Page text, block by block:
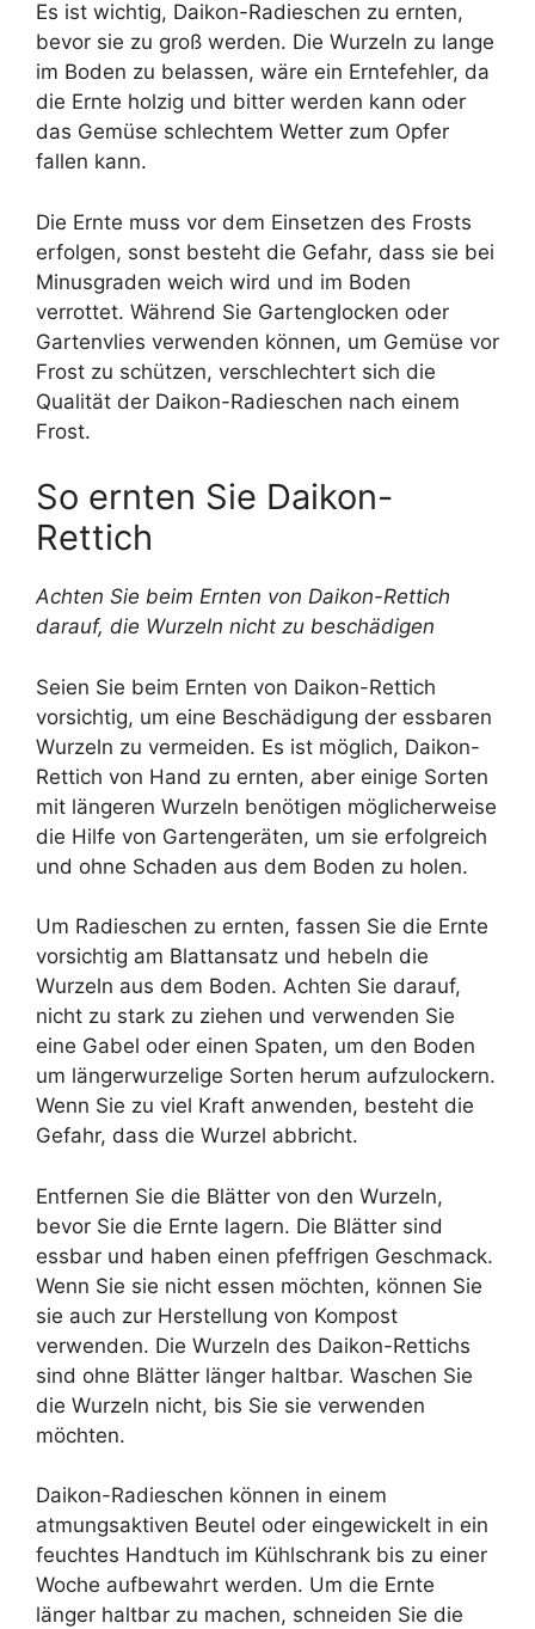
Es ist wichtig, Daikon-Radieschen zu ernten,
bevor sie zu groß werden. Die Wurzeln zu lange
im Boden zu belassen, wäre ein Erntefehler, da
die Ernte holzig und bitter werden kann oder
das Gemüse schlechtem Wetter zum Opfer
fallen kann.
Die Ernte muss vor dem Einsetzen des Frosts
erfolgen, sonst besteht die Gefahr, dass sie bei
Minusgraden weich wird und im Boden
verrottet. Während Sie Gartenglocken oder
Gartenvlies verwenden können, um Gemüse vor
Frost zu schützen, verschlechtert sich die
Qualität der Daikon-Radieschen nach einem
Frost.
So ernten Sie Daikon-
Rettich
Achten Sie beim Ernten von Daikon-Rettich
darauf, die Wurzeln nicht zu beschädigen
Seien Sie beim Ernten von Daikon-Rettich
vorsichtig, um eine Beschädigung der essbaren
Wurzeln zu vermeiden. Es ist möglich, Daikon-
Rettich von Hand zu ernten, aber einige Sorten
mit längeren Wurzeln benötigen möglicherweise
die Hilfe von Gartengeräten, um sie erfolgreich
und ohne Schaden aus dem Boden zu holen.
Um Radieschen zu ernten, fassen Sie die Ernte
vorsichtig am Blattansatz und hebeln die
Wurzeln aus dem Boden. Achten Sie darauf,
nicht zu stark zu ziehen und verwenden Sie
eine Gabel oder einen Spaten, um den Boden
um längerwurzelige Sorten herum aufzulockern.
Wenn Sie zu viel Kraft anwenden, besteht die
Gefahr, dass die Wurzel abbricht.
Entfernen Sie die Blätter von den Wurzeln,
bevor Sie die Ernte lagern. Die Blätter sind
essbar und haben einen pfeffrigen Geschmack.
Wenn Sie sie nicht essen möchten, können Sie
sie auch zur Herstellung von Kompost
verwenden. Die Wurzeln des Daikon-Rettichs
sind ohne Blätter länger haltbar. Waschen Sie
die Wurzeln nicht, bis Sie sie verwenden
möchten.
Daikon-Radieschen können in einem
atmungsaktiven Beutel oder eingewickelt in ein
feuchtes Handtuch im Kühlschrank bis zu einer
Woche aufbewahrt werden. Um die Ernte
länger haltbar zu machen, schneiden Sie die